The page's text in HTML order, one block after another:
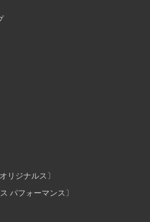
リジナルス〕
パフォーマンス〕